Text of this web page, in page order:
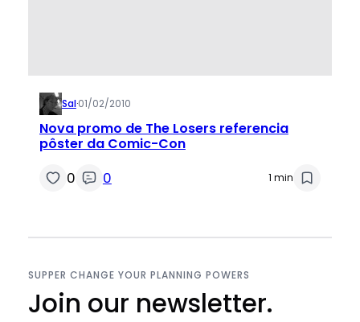
Sal·01/02/2010
Nova promo de The Losers referencia
pôster da Comic-Con
0 0 1 min
SUPPER CHANGE YOUR PLANNING POWERS
Join our newsletter.